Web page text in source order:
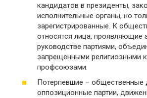
кандидатов в президенты,
исполнительные органы, но
зарегистрированные. К
относятся лица, проявляющие
руководстве партиями,
запрещенными религиозными
профсоюзами.
Потерпевшие – общественные
оппозиционные партии,